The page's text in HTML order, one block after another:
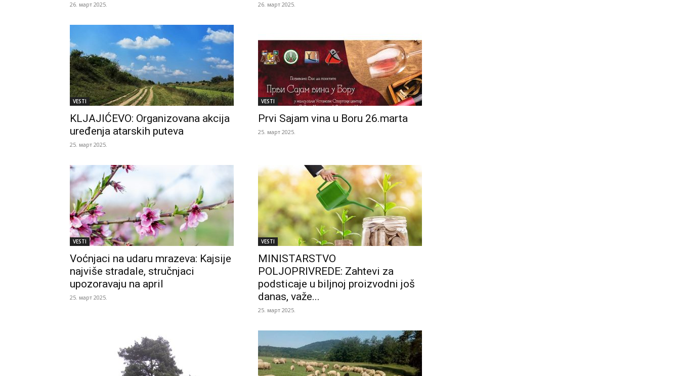
26. март 2025. 26. март 2025.
VESTI
KLJAJIĆEVO: Organizovana akcija
uređenja atarskih puteva
25. март 2025.
VESTI
Prvi Sajam vina u Boru 26.marta
25. март 2025.
VESTI
Voćnjaci na udaru mrazeva: Kajsije
najviše stradale, stručnjaci
upozoravaju na april
25. март 2025.
VESTI
MINISTARSTVO
POLJOPRIVREDE: Zahtevi za
podsticaje u biljnoj proizvodni još
danas, važe...
25. март 2025.